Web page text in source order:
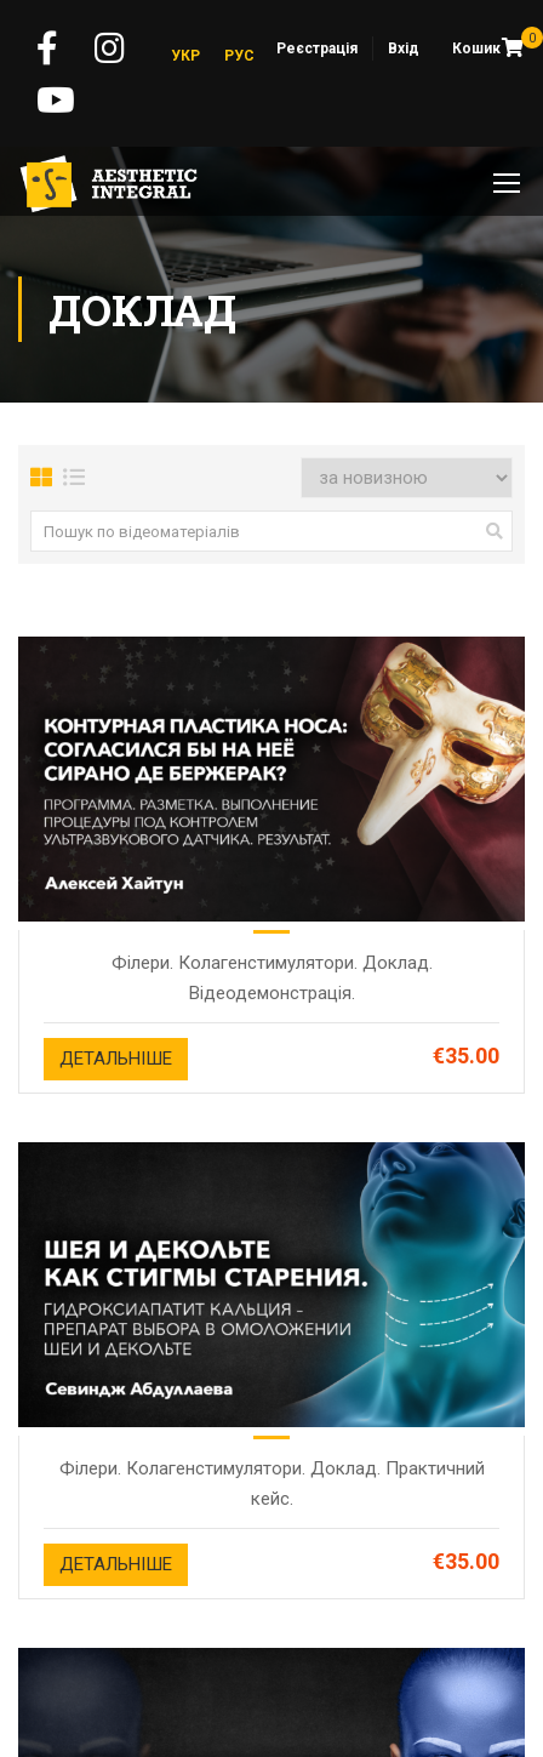
0
Реєстрація Вхід Кошик
УКР РУС
ДОКЛАД
Філери. Колагенстимулятори. Доклад.
Відеодемонстрація.
ДЕТАЛЬНІШЕ €35.00
Філери. Колагенстимулятори. Доклад. Практичний
кейс.
ДЕТАЛЬНІШЕ €35.00